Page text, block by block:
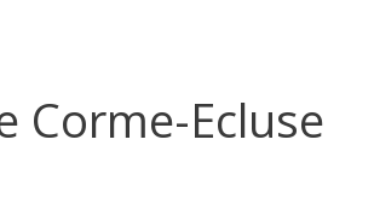
Corme-Ecluse